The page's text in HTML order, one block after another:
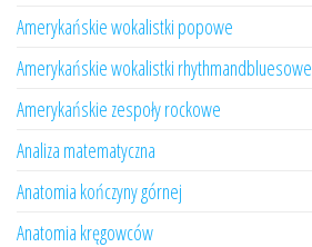
Amerykańskie wokalistki popowe
Amerykańskie wokalistki rhythmandbluesowe
Amerykańskie zespoły rockowe
Analiza matematyczna
Anatomia kończyny górnej
Anatomia kręgowców